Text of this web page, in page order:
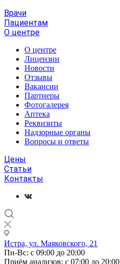
Врачи
Пациентам
О центре
О центре
Лицензии
Новости
Отзывы
Вакансии
Партнеры
Фотогалерея
Аптека
Реквизиты
Надзорные органы
Вопросы и ответы
Цены
Статьи
Контакты
Истра, ул. Маяковского, 21
Пн-Вс: с 09:00 до 20:00
Приём анализов: с 07:00 до 20:00